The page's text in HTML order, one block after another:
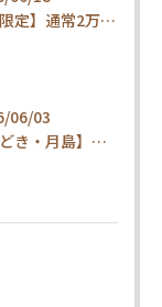
【平日限定】通常2万円→1.5万円！整体×内臓ケアで代謝UP・体質改善コース
06/03
【勝ちどき・月島】腹筋してもお腹が凹まない方へ。脂肪冷却＆最新技術とは